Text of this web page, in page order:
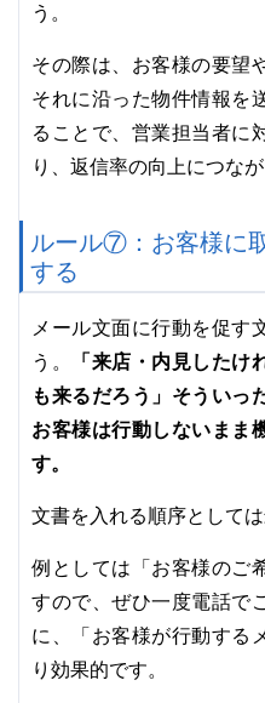
う。
その際は、お客様の要望
それに沿った物件情報を
ることで、営業担当者に
り、返信率の向上につなが
ルール⑦：お客様に
する
メール文面に行動を促す
う。
「来店・内見したけ
も来るだろう」そういっ
お客様は行動しないまま
す。
文書を入れる順序としては
例としては「お客様のご
すので、ぜひ一度電話で
に、「お客様が行動する
り効果的です。